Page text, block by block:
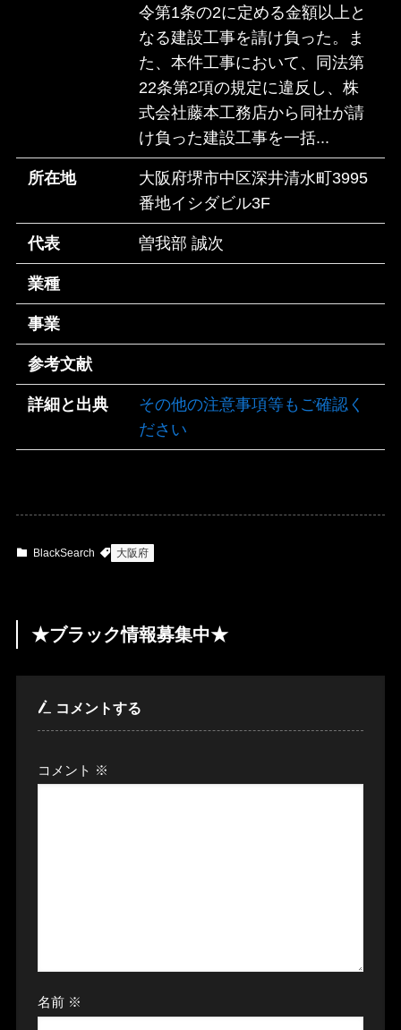
令第1条の2に定める金額以上と
なる建設工事を請け負った。ま
た、本件工事において、同法第
22条第2項の規定に違反し、株
式会社藤本工務店から同社が請
け負った建設工事を一括...
所在地
大阪府堺市中区深井清水町3995
番地イシダビル3F
代表 曽我部 誠次
業種
事業
参考文献
詳細と出典
その他の注意事項等もご確認く
ださい
BlackSearch 大阪府
★ブラック情報募集中★
コメントする
コメント ※
名前 ※